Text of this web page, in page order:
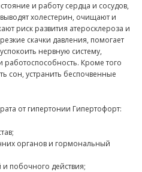
и работу сердца и сосудов,
холестерин, очищают и
риск развития атеросклероза и
скачки давления, помогает
нервную систему,
работоспособность. Кроме того
сон, устранить беспочвенные
от гипертонии Гипертофорт:
органов и гормональный
побочного действия;